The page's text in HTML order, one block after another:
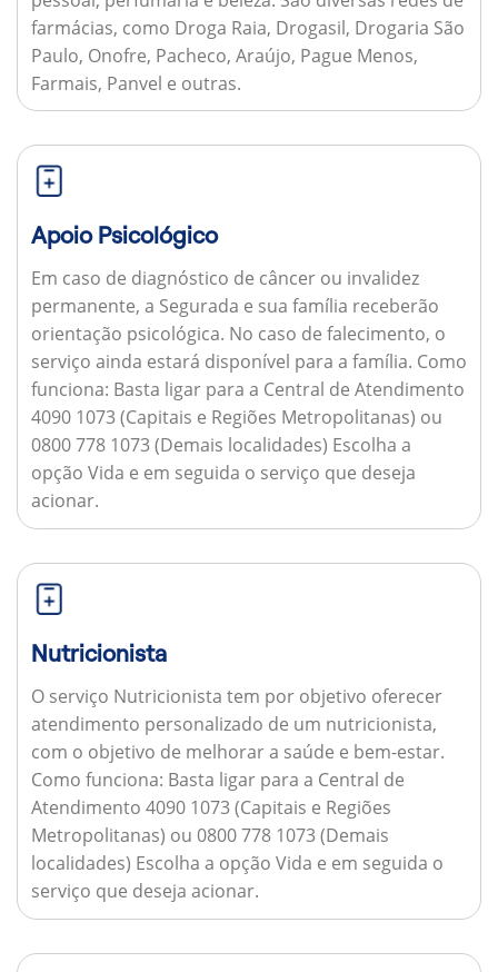
farmácias, como Droga Raia, Drogasil, Drogaria São
Paulo, Onofre, Pacheco, Araújo, Pague Menos,
Farmais, Panvel e outras.
Apoio Psicológico
Em caso de diagnóstico de câncer ou invalidez
permanente, a Segurada e sua família receberão
orientação psicológica. No caso de falecimento, o
serviço ainda estará disponível para a família. Como
funciona: Basta ligar para a Central de Atendimento
4090 1073 (Capitais e Regiões Metropolitanas) ou
0800 778 1073 (Demais localidades) Escolha a
opção Vida e em seguida o serviço que deseja
acionar.
Nutricionista
O serviço Nutricionista tem por objetivo oferecer
atendimento personalizado de um nutricionista,
com o objetivo de melhorar a saúde e bem-estar.
Como funciona: Basta ligar para a Central de
Atendimento 4090 1073 (Capitais e Regiões
Metropolitanas) ou 0800 778 1073 (Demais
localidades) Escolha a opção Vida e em seguida o
serviço que deseja acionar.